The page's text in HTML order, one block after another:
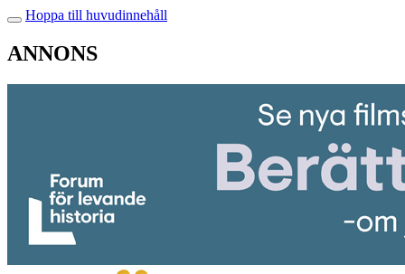
Hoppa till huvudinnehåll
ANNONS